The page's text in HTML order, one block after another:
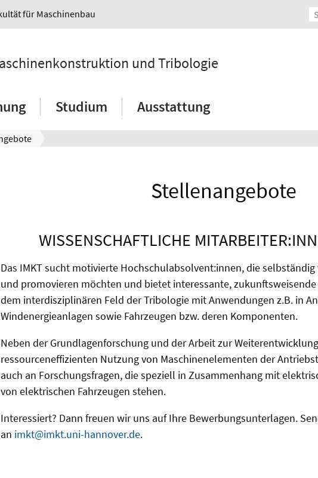
für Maschinenbau
und Tribologie
Studium Ausstattung
Stellenangebote
WISSENSCHAFTLICHE
Das IMKT sucht motivierte Hochschulabsolvent:innen, die
und promovieren möchten und bietet interessante,
dem interdisziplinären Feld der Tribologie mit Anwendungen z.B. in
Windenergieanlagen sowie Fahrzeugen bzw. deren Komponenten.
Neben der Grundlagenforschung und der Arbeit zur
ressourceneffizienten Nutzung von Maschinenelementen der
auch an Forschungsfragen, die speziell in Zusammenhang mit
von elektrischen Fahrzeugen stehen.
Interessiert? Dann freuen wir uns auf Ihre Bewerbungsunterlagen.
an imkt@imkt.uni-hannover.de.